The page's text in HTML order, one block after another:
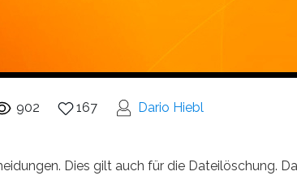
902 167 Dario Hiebl
Dies gilt auch für die Dateilöschung.